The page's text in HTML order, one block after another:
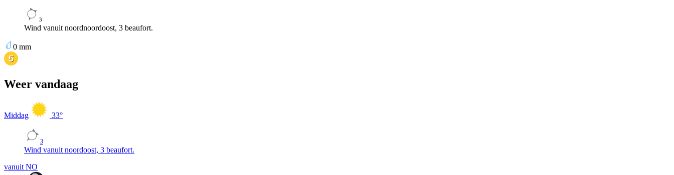
3
Wind vanuit noordnoordoost, 3 beaufort.
0 mm
Weer vandaag
Middag 33°
3
Wind vanuit noordoost, 3 beaufort.
vanuit NO